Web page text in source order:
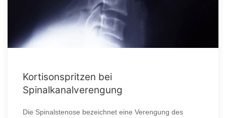
Kortisonspritzen bei
Spinalkanalverengung
Die Spinalstenose bezeichnet eine Verengung des